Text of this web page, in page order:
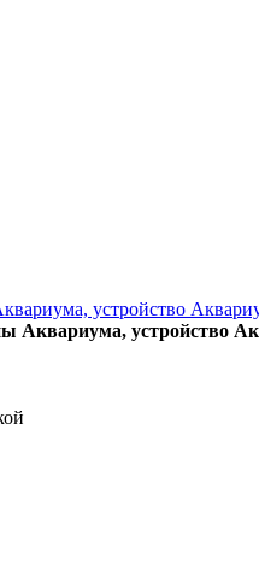
устройство
устройство